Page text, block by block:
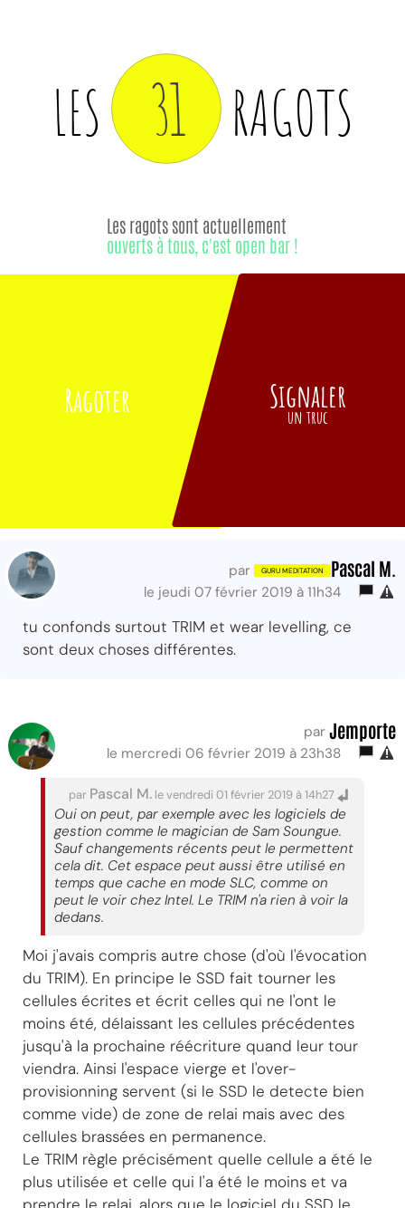
LES 31 RAGOTS
Ragoter
Les ragots sont actuellement
ouverts à tous, c'est open bar !
Signaler
un truc
par Pascal M.
le jeudi 07 février 2019 à 11h34
tu confonds surtout TRIM et wear levelling, ce
sont deux choses différentes.
par Jemporte
le mercredi 06 février 2019 à 23h38
par Pascal M. le vendredi 01 février 2019 à 14h27
Oui on peut, par exemple avec les logiciels de
gestion comme le magician de Sam Soungue.
Sauf changements récents peut le permettent
cela dit. Cet espace peut aussi être utilisé en
temps que cache en mode SLC, comme on
peut le voir chez Intel. Le TRIM n'a rien à voir la
dedans.
Moi j'avais compris autre chose (d'où l'évocation
du TRIM). En principe le SSD fait tourner les
cellules écrites et écrit celles qui ne l'ont le
moins été, délaissant les cellules précédentes
jusqu'à la prochaine réécriture quand leur tour
viendra. Ainsi l'espace vierge et l'over-
provisionning servent (si le SSD le detecte bien
comme vide) de zone de relai mais avec des
cellules brassées en permanence.
Le TRIM règle précisément quelle cellule a été le
plus utilisée et celle qui l'a été le moins et va
prendre le relai, alors que le logiciel du SSD le